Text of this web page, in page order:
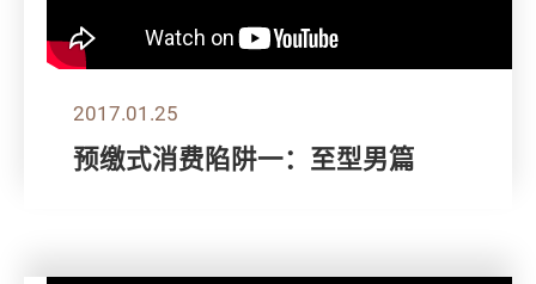
2017.01.25
预缴式消费陷阱一：至型男篇